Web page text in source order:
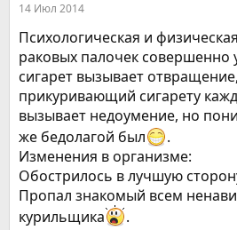
м
ы
а
14 Июл 2014
Психологическая и
раковых палочек совершенно
сигарет вызывает
прикуривающий сигарету
вызывает недоумение, но
же бедолагой был
.
Изменения в организме:
Обострилось в лучшую
Пропал знакомый всем
курильщика
.